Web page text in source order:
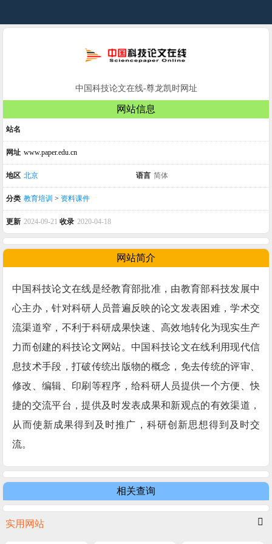
中国科技论文在线-尊龙凯时网址
网站信息
站名
网址 www.paper.edu.cn
地区 北京 语言 简体
分类 教育培训 > 资料课件
更新 2024-09-21 收录 2020-04-18
网站简介
中国科技论文在线是经教育部批准，由教育部科技发展中
心主办，针对科研人员普遍反映的论文发表困难，学术交
流渠道窄，不利于科研成果快速、高效地转化为现实生产
力而创建的科技论文网站。中国科技论文在线利用现代信
息技术手段，打破传统出版物的概念，免去传统的评审、
修改、编辑、印刷等程序，给科研人员提供一个方便、快
捷的交流平台，提供及时发表成果和新观点的有效渠道，
从而使新成果得到及时推广，科研创新思想得到及时交
流。
相关查询
实用网站